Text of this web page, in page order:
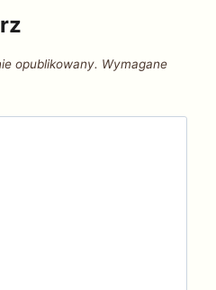
opublikowany. Wymagane